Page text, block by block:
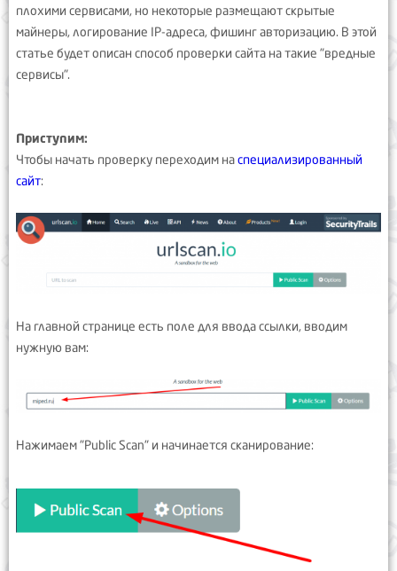
плохими сервисами, но некоторые размещают скрытые
майнеры, логирование IP-адреса, фишинг авторизацию. В этой
статье будет описан способ проверки сайта на такие "вредные
сервисы".
Приступим:
Чтобы начать проверку переходим наспециализированный
сайт:
На главной странице есть поле для ввода ссылки, вводим
нужную вам:
Нажимаем "Public Scan" и начинается сканирование: